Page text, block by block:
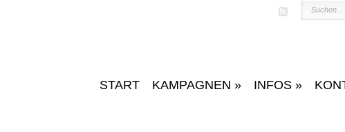
START KAMPAGNEN » INFOS »